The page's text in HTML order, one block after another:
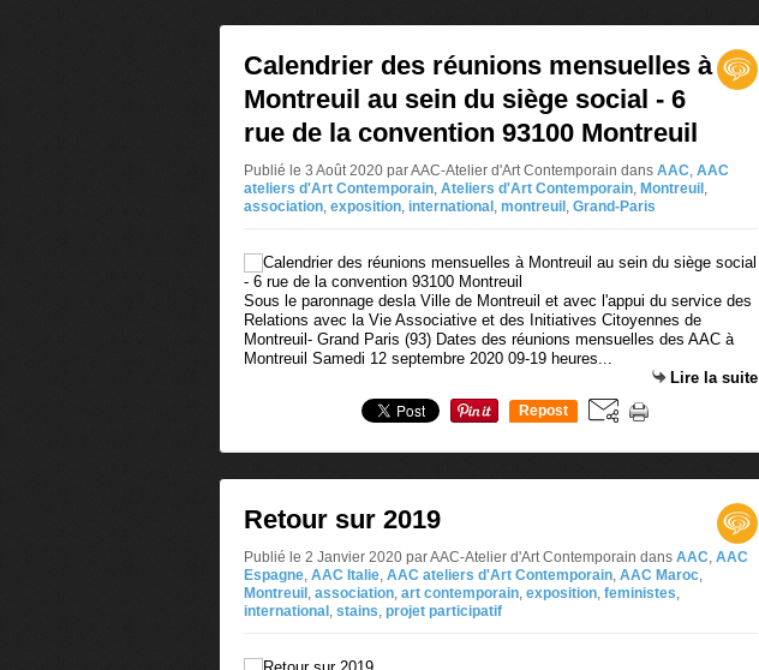
Calendrier des réunions mensuelles à
Montreuil au sein du siège social - 6
rue de la convention 93100 Montreuil
Publié le 3 Août 2020 par AAC-Atelier d'Art Contemporain dans AAC, AAC
ateliers d'Art Contemporain, Ateliers d'Art Contemporain, Montreuil ,
association, exposition, international , montreuil , Grand-Paris
Sous le paronnage desla Ville de Montreuil et avec l'appui du service des
Relations avec la Vie Associative et des Initiatives Citoyennes de
Montreuil- Grand Paris (93) Dates des réunions mensuelles des AAC à
Montreuil Samedi 12 septembre 2020 09-19 heures...
Lire la suite
Repost
Retour sur 2019
Publié le 2 Janvier 2020 par AAC-Atelier d'Art Contemporain dans AAC, AAC
Espagne, AAC Italie, AAC ateliers d'Art Contemporain, AAC Maroc,
Montreuil , association, art contemporain, exposition, feministes,
international , stains, projet participatif